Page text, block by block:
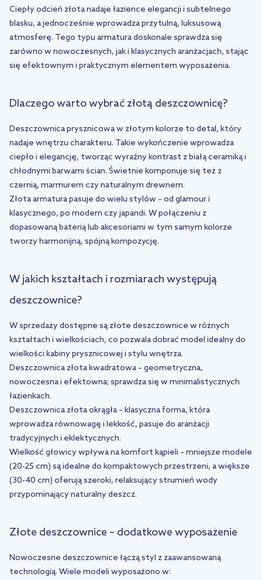
Ciepły odcień złota nadaje łazience elegancji i subtelnego
blasku, a jednocześnie wprowadza przytulną, luksusową
atmosferę. Tego typu armatura doskonale sprawdza się
zarówno w nowoczesnych, jak i klasycznych aranżacjach, stając
się efektownym i praktycznym elementem wyposażenia.
Dlaczego warto wybrać złotą deszczownicę?
Deszczownica prysznicowa w złotym kolorze to detal, który
nadaje wnętrzu charakteru. Takie wykończenie wprowadza
ciepło i elegancję, tworząc wyraźny kontrast z białą ceramiką i
chłodnymi barwami ścian. Świetnie komponuje się też z
czernią, marmurem czy naturalnym drewnem.
Złota armatura pasuje do wielu stylów – od glamour i
klasycznego, po modern czy japandi. W połączeniu z
dopasowaną baterią lub akcesoriami w tym samym kolorze
tworzy harmonijną, spójną kompozycję.
W jakich kształtach i rozmiarach występują
deszczownice?
W sprzedaży dostępne są złote deszczownice w różnych
kształtach i wielkościach, co pozwala dobrać model idealny do
wielkości kabiny prysznicowej i stylu wnętrza.
Deszczownica złota kwadratowa – geometryczna,
nowoczesna i efektowna; sprawdza się w minimalistycznych
łazienkach.
Deszczownica złota okrągła – klasyczna forma, która
wprowadza równowagę i lekkość, pasuje do aranżacji
tradycyjnych i eklektycznych.
Wielkość głowicy wpływa na komfort kąpieli – mniejsze modele
(20-25 cm) są idealne do kompaktowych przestrzeni, a większe
(30-40 cm) oferują szeroki, relaksujący strumień wody
przypominający naturalny deszcz.
Złote deszczownice – dodatkowe wyposażenie
Nowoczesne deszczownice łączą styl z zaawansowaną
technologią. Wiele modeli wyposażono w: